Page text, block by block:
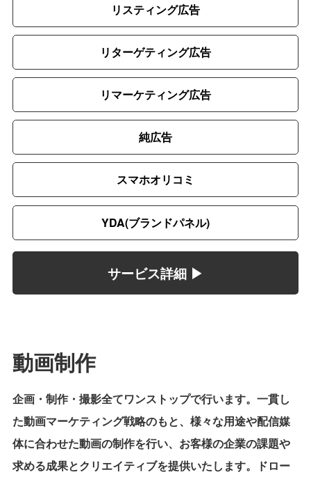
リスティング広告
リターゲティング広告
リマーケティング広告
純広告
スマホオリコミ
YDA(ブランドパネル)
サービス詳細 ▶︎
動画制作
企画・制作・撮影全てワンストップで行います。一貫し
た動画マーケティング戦略のもと、様々な用途や配信媒
体に合わせた動画の制作を行い、お客様の企業の課題や
求める成果とクリエイティブを提供いたします。ドロー